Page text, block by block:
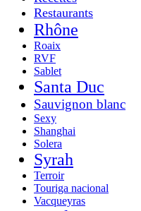
Restaurants
Rhône
Roaix
RVF
Sablet
Santa Duc
Sauvignon blanc
Sexy
Shanghai
Solera
Syrah
Terroir
Touriga nacional
Vacqueyras